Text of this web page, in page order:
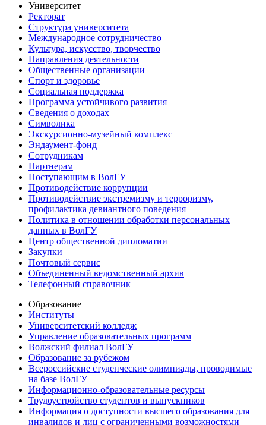
Университет
Ректорат
Структура университета
Международное сотрудничество
Культура, искусство, творчество
Направления деятельности
Общественные организации
Спорт и здоровье
Социальная поддержка
Программа устойчивого развития
Сведения о доходах
Символика
Экскурсионно-музейный комплекс
Эндаумент-фонд
Сотрудникам
Партнерам
Поступающим в ВолГУ
Противодействие коррупции
Противодействие экстремизму и терроризму,
профилактика девиантного поведения
Политика в отношении обработки персональных
данных в ВолГУ
Центр общественной дипломатии
Закупки
Почтовый сервис
Объединенный ведомственный архив
Телефонный справочник
Образование
Институты
Университетский колледж
Управление образовательных программ
Волжский филиал ВолГУ
Образование за рубежом
Всероссийские студенческие олимпиады, проводимые
на базе ВолГУ
Информационно-образовательные ресурсы
Трудоустройство студентов и выпускников
Информация о доступности высшего образования для
инвалидов и лиц с ограниченными возможностями